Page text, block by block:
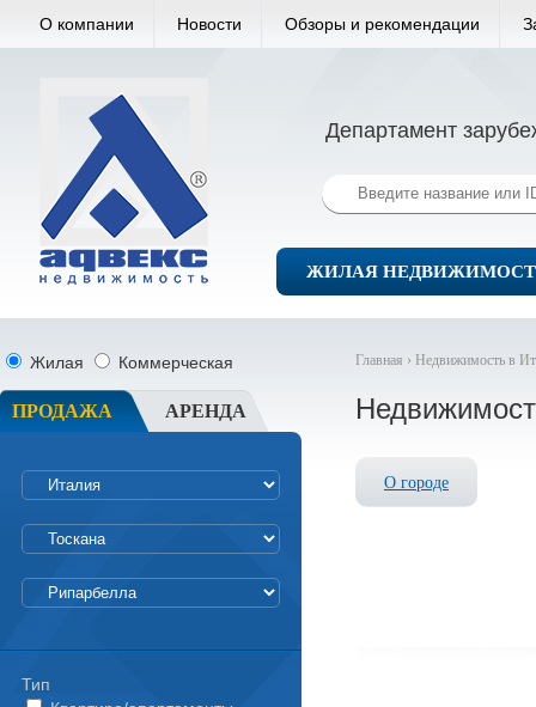
О компании Новости Обзоры и рекомендации
Департамент
ЖИЛАЯ
Главная › Недвижимость в
О городе
Жилая Коммерческая
ПРОДАЖА АРЕНДА
Тип